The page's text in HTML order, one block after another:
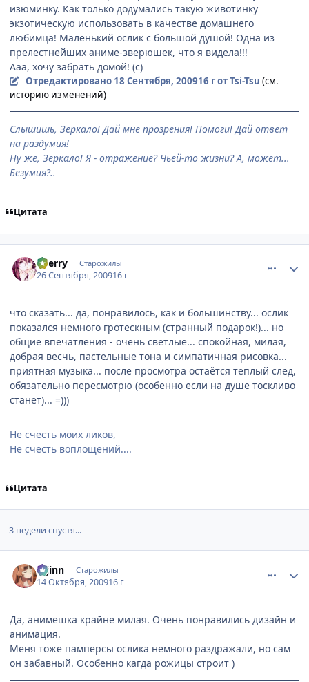
изюминку. Как только додумались такую животинку
экзотическую использовать в качестве домашнего
любимца! Маленький ослик с большой душой! Одна из
прелестнейших аниме-зверюшек, что я видела!!!
Ааа, хочу забрать домой! (с)
Отредактировано 18 Сентября, 200916 гот Tsi-Tsu (см.
историю изменений)
Слышишь, Зеркало! Дай мне прозрения! Помоги! Дай ответ
на раздумия!
Ну же, Зеркало! Я - отражение? Чьей-то жизни? А, может...
Безумия?..
Цитата
Sherry Старожилы
26 Сентября, 200916 г
что сказать... да, понравилось, как и большинству... ослик
показался немного гротескным (странный подарок!)... но
общие впечатления - очень светлые... спокойная, милая,
добрая весчь, пастельные тона и симпатичная рисовка...
приятная музыка... после просмотра остаётся теплый след,
обязательно пересмотрю (особенно если на душе тоскливо
станет)... =)))
Не счесть моих ликов,
Не счесть воплощений....
Цитата
3 недели спустя...
u-jinn Старожилы
14 Октября, 200916 г
Да, анимешка крайне милая. Очень понравились дизайн и
анимация.
Меня тоже памперсы ослика немного раздражали, но сам
он забавный. Особенно кагда рожицы строит )